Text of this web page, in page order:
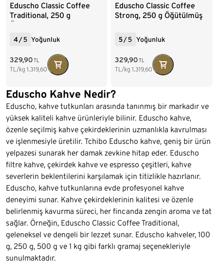
Eduscho Classic Coffee
Traditional, 250 g
4/5 Yoğunluk
329,90TL
TL/kg 1.319,60
Eduscho Classic Coffee
Strong, 250 g Öğütülmüş
5/5 Yoğunluk
329,90TL
TL/kg 1.319,60
Eduscho Kahve Nedir?
Eduscho, kahve tutkunları arasında tanınmış bir markadır ve
yüksek kaliteli kahve ürünleriyle bilinir. Eduscho kahve,
özenle seçilmiş kahve çekirdeklerinin uzmanlıkla kavrulması
ve işlenmesiyle üretilir. Tchibo Eduscho kahve, geniş bir ürün
yelpazesi sunarak her damak zevkine hitap eder. Eduscho
filtre kahve, çekirdek kahve ve espresso çeşitleri, kahve
severlerin beklentilerini karşılamak için titizlikle hazırlanır.
Eduscho, kahve tutkunlarına evde profesyonel kahve
deneyimi sunar. Kahve çekirdeklerinin kalitesi ve özenle
belirlenmiş kavurma süreci, her fincanda zengin aroma ve tat
sağlar. Örneğin, Eduscho Classic Coffee Traditional,
geleneksel ve dengeli bir lezzet sunar. Eduscho kahveler, 100
g, 250 g, 500 g ve 1 kg gibi farklı gramaj seçenekleriyle
sunulmaktadır.